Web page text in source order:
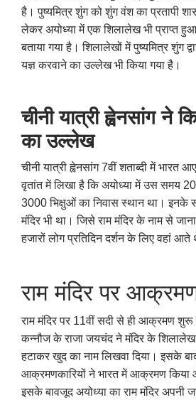
है। पुष्यमित्र शुंग को शुंग वंश का प्रतापी
लेकर अयोध्या में एक शिलालेख भी प्राप्त
बताया गया है। शिलालेखों में पुष्यमित्र शुंग
यज्ञ करवाने का उल्लेख भी किया गया है।
चीनी यात्री ह्वेनसांग ने
का उल्लेख
चीनी यात्री ह्वेनसांग 7वीं शताब्दी में भारत
वृतांत में लिखा है कि अयोध्या में उस समय 20
3000 भिक्षुओं का निवास स्थान था। इनके
मंदिर भी था। जिसे राम मंदिर के नाम से
हजारों लोग प्रतिदिन दर्शन के लिए वहां आते
राम मंदिर पर
राम मंदिर पर 11वीं सदी से ही आक्रमण शुरू
कन्नौज के राजा जयचंद ने मंदिर के शिलालेख
हटाकर खुद का नाम लिखवा दिया। इसके
आक्रमणकारियों ने भारत में आक्रमण किया
इसके बावजूद अयोध्या का राम मंदिर अपनी